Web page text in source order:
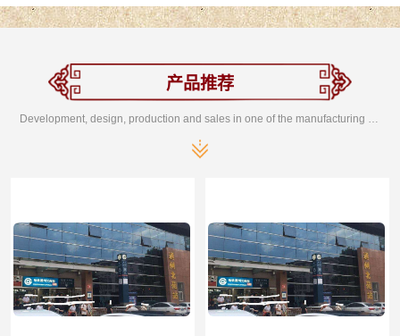
产品推荐
Development, design, production and sales in one of the manufacturing enterprises